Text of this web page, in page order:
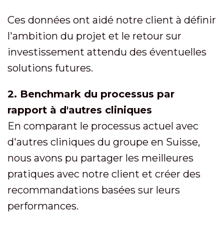
Ces données ont aidé notre client à définir
l'ambition du projet et le retour sur
investissement attendu des éventuelles
solutions futures.
2. Benchmark du processus par
rapport à d'autres cliniques
En comparant le processus actuel avec
d'autres cliniques du groupe en Suisse,
nous avons pu partager les meilleures
pratiques avec notre client et créer des
recommandations basées sur leurs
performances.